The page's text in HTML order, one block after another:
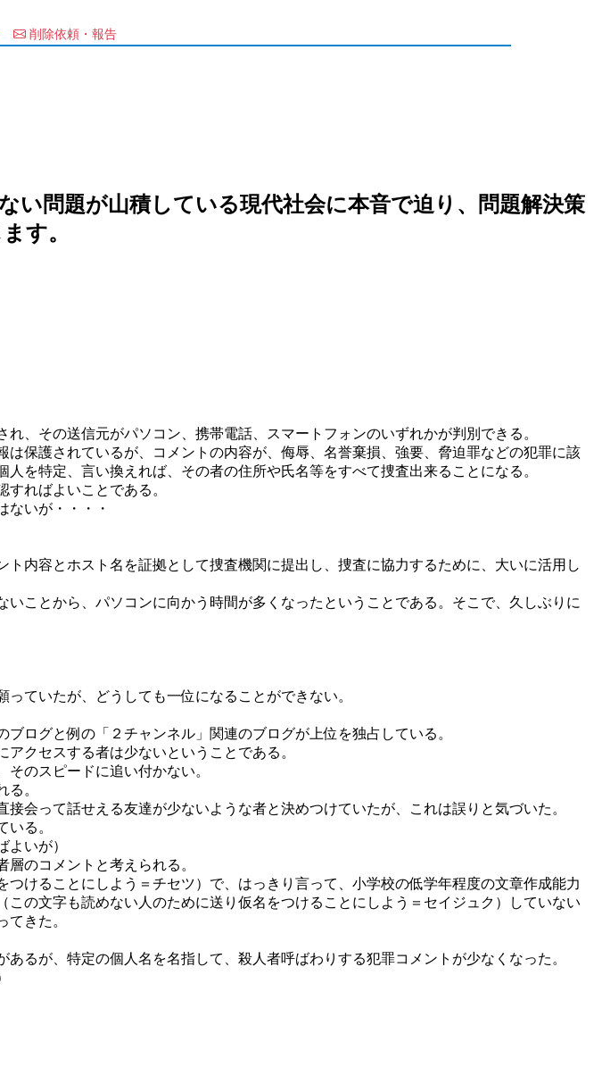
削除依頼・報告